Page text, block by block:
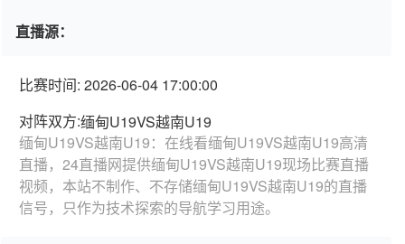
直播源：
比赛时间: 2026-06-04 17:00:00
对阵双方:缅甸U19VS越南U19
缅甸U19VS越南U19：在线看缅甸U19VS越南U19高清
直播，24直播网提供缅甸U19VS越南U19现场比赛直播
视频，本站不制作、不存储缅甸U19VS越南U19的直播
信号，只作为技术探索的导航学习用途。